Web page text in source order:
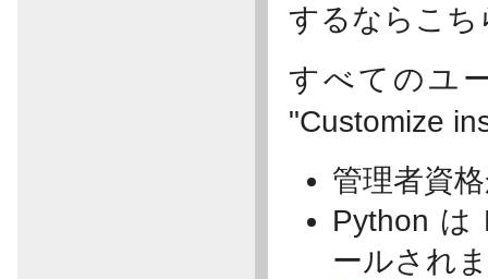
するならこち
すべてのユ
"Customize
管理者資
Python は
ールされ